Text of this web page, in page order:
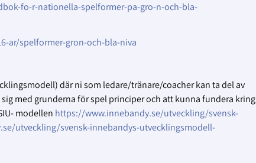
fo-r-nationella-spelformer-pa-gro-n-och-bla-
ar/spelformer-gron-och-bla-niva
där ni som ledare/tränare/coacher kan ta del av
med grunderna för spel principer och att kunna fundera kring
modellen https://www.innebandy.se/utveckling/svensk-
utveckling/svensk-innebandys-utvecklingsmodell-